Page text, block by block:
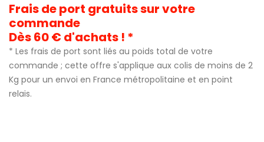
Frais de port gratuits sur votre
commande
Dès 60 € d'achats ! *
* Les frais de port sont liés au poids total de votre
commande ; cette offre s'applique aux colis de moins de 2
Kg pour un envoi en France métropolitaine et en point
relais.